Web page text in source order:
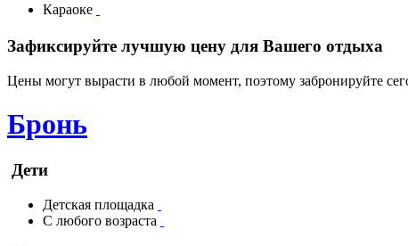
Караоке
Зафиксируйте лучшую цену для Вашего отдыха
Цены могут вырасти в любой момент, поэтому забронируйте
Бронь
Дети
Детская площадка
С любого возраста